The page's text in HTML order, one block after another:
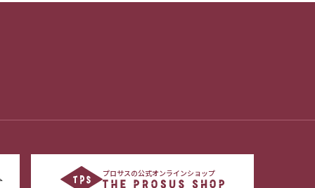
プロサスの公式オンラインショップ